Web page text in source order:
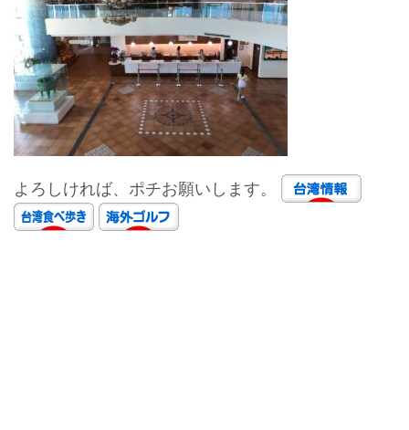
よろしければ、ポチお願いします。